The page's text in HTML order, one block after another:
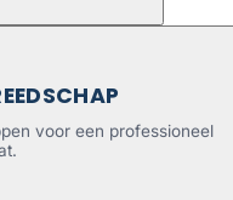
voor een professioneel